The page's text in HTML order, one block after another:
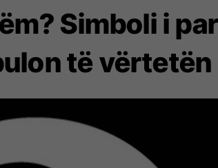
Simboli i
të vërtetën